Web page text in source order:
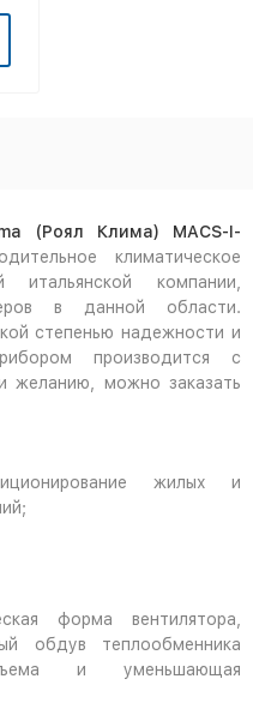
(Роял Клима) MACS-I-
климатическое
компании,
в данной области.
степенью надежности и
производится с
желанию, можно заказать
жилых и
форма вентилятора,
обдув теплообменника
и уменьшающая